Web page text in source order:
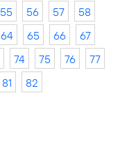
55 56 57
58
64 65 66
67
74 75 76
77
81 82